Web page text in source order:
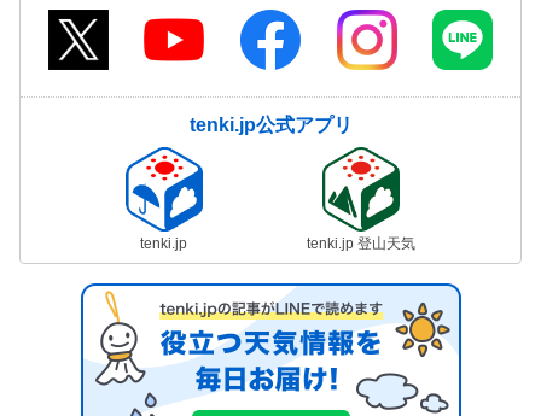
tenki.jp公式アプリ
tenki.jp tenki.jp 登山天気